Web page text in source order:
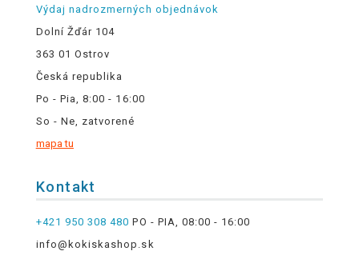
Výdaj nadrozmerných objednávok
Dolní Žďár 104
363 01 Ostrov
Česká republika
Po - Pia, 8:00 - 16:00
So - Ne, zatvorené
mapa tu
Kontakt
+421 950 308 480 PO - PIA, 08:00 - 16:00
info@kokiskashop.sk